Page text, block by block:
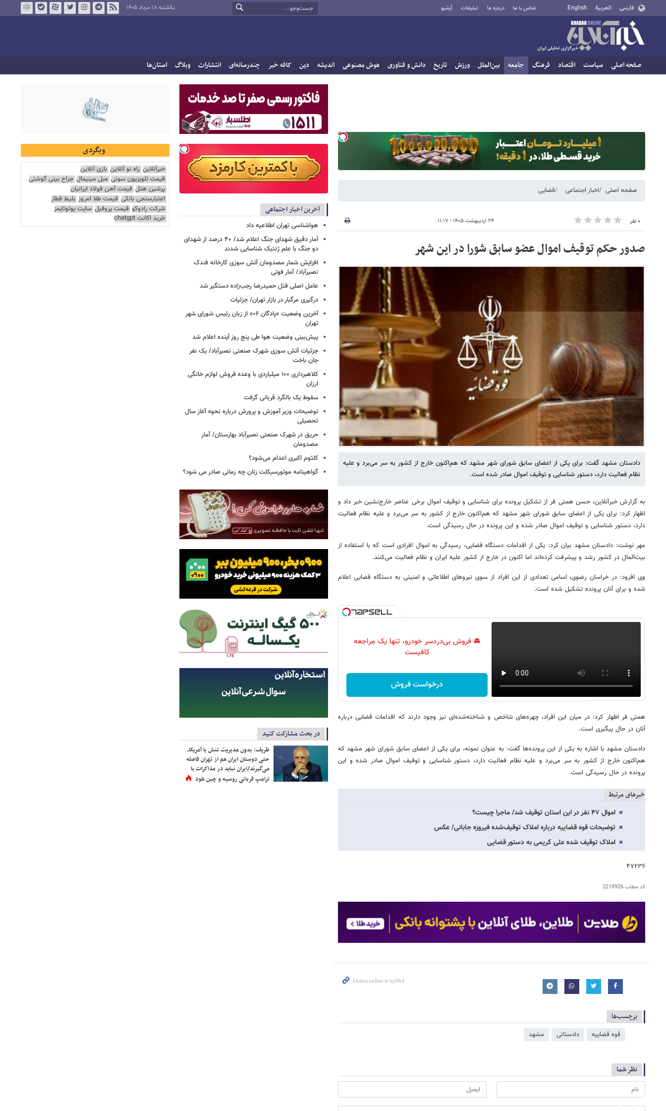
فارسی العربية English تماس با ما درباره ما تبلیغات آرشیو یکشنبه ۱۸ مرداد ۱۴۰۵
صفحه اصلی سیاست اقتصاد فرهنگ جامعه بین‌الملل ورزش تاریخ دانش و فناوری هوش مصنوعی اندیشه دین کافه خبر چندرسانه‌ای انتشارات وبلاگ استان‌ها
صفحه اصلی اخبار اجتماعی قضایی
۰ نفر ۲۴ اردیبهشت ۱۴۰۵ - ۱۱:۱۷
صدور حکم توقیف اموال عضو سابق شورا در این شهر
دادستان مشهد گفت: برای یکی از اعضای سابق شورای شهر مشهد که هم‌اکنون خارج از کشور به سر می‌برد و علیه
نظام فعالیت دارد، دستور شناسایی و توقیف اموال صادر شده است.
به گزارش خبرآنلاین، حسن همتی فر از تشکیل پرونده برای شناسایی و توقیف اموال برخی عناصر خارج‌نشین خبر داد و
اظهار کرد: برای یکی از اعضای سابق شورای شهر مشهد که هم‌اکنون خارج از کشور به سر می‌برد و علیه نظام فعالیت
دارد، دستور شناسایی و توقیف اموال صادر شده و این پرونده در حال رسیدگی است.
مهر نوشت: دادستان مشهد بیان کرد: یکی از اقدامات دستگاه قضایی، رسیدگی به اموال افرادی است که با استفاده از
بیت‌المال در کشور رشد و پیشرفت کرده‌اند اما اکنون در خارج از کشور علیه ایران و نظام فعالیت می‌کنند.
وی افزود: در خراسان رضوی، اسامی تعدادی از این افراد از سوی نیروهای اطلاعاتی و امنیتی به دستگاه قضایی اعلام
شده و برای آنان پرونده تشکیل شده است.
🚘 فروش بی‌دردسر خودرو، تنها یک مراجعه
کافیست
درخواست فروش
همتی فر اظهار کرد: در میان این افراد، چهره‌های شاخص و شناخته‌شده‌ای نیز وجود دارند که اقدامات قضایی درباره
آنان در حال پیگیری است.
دادستان مشهد با اشاره به یکی از این پرونده‌ها گفت: به عنوان نمونه، برای یکی از اعضای سابق شورای شهر مشهد که
هم‌اکنون خارج از کشور به سر می‌برد و علیه نظام فعالیت دارد، دستور شناسایی و توقیف اموال صادر شده و این
پرونده در حال رسیدگی است.
خبرهای مرتبط
اموال ۴۷ نفر در این استان توقیف شد/ ماجرا چیست؟
توضیحات قوه قضاییه درباره املاک توقیف‌شده فیروزه جابانی/ عکس
املاک توقیف شده علی کریمی به دستور قضایی
۴۷۲۳۶
کد مطلب2218926
برچسب‌ها
قوه قضاییه دادستانی مشهد
نظر شما
آخرین اخبار اجتماعی
هواشناسی تهران اطلاعیه داد
آمار دقیق شهدای جنگ اعلام شد/ ۴۰ درصد از شهدای
دو جنگ با علم ژنتیک شناسایی شدند
افزایش شمار مصدومان آتش سوزی کارخانه فندک
نصیرآباد/ آمار فوتی
عامل اصلی قتل حمیدرضا رجب‌زاده دستگیر شد
درگیری مرگبار در بازار تهران/ جزئیات
آخرین وضعیت «پادگان ۰۶» از زبان رئیس شورای شهر
تهران
پیش‌بینی وضعیت هوا طی پنج روز آینده اعلام شد
جزئیات آتش سوزی شهرک صنعتی نصیرآباد/ یک نفر
جان باخت
کلاهبرداری ۱۰۰ میلیاردی با وعده فروش لوازم خانگی
ارزان
سقوط یک بالگرد قربانی گرفت
توضیحات وزیر آموزش و پرورش درباره نحوه آغاز سال
تحصیلی
حریق در شهرک صنعتی نصیرآباد بهارستان/ آمار
مصدومان
کلثوم اکبری اعدام می‌شود؟
گواهینامه موتورسیکلت زنان چه زمانی صادر می شود؟
در بحث مشارکت کنید
ظریف: بدون مدیریت تنش با آمریکا،
حتی دوستان ایران هم از تهران فاصله
می‌گیرند/ایران نباید در مذاکرات با
ترامپ قربانی روسیه و چین شود
وبگردی
خبرآنلاین راه نو آنلاین بازی آنلاین
قیمت تلویزیون سونی مبل مینیمال جراح بینی گوشتی
پرشین هتل قیمت آهن فولاد ایرانیان
اعتبارسنجی بانکی قیمت طلا امروز بلیط قطار
شرکت رادوکو قیمت پروفیل سایت یوتوتایمز
خرید اکانت chatgpt